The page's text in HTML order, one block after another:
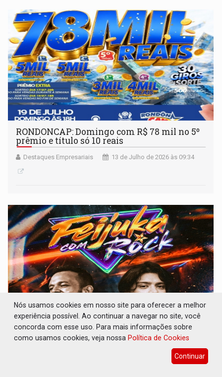
RONDONCAP: Domingo com R$ 78 mil no 5º
prêmio e título só 10 reais
Destaques Empresariais 13 de Julho de 2026 às 09:34
GREGO ORIGINAL: Happy Friday e Feijuka
com Rock agitam o fim de semana
08 de Julho de 2026 às 17:53
Nós usamos cookies em nosso site para oferecer a melhor
experiência possível. Ao continuar a navegar no site, você
concorda com esse uso. Para mais informações sobre
como usamos cookies, veja nossa Política de Cookies
Continuar